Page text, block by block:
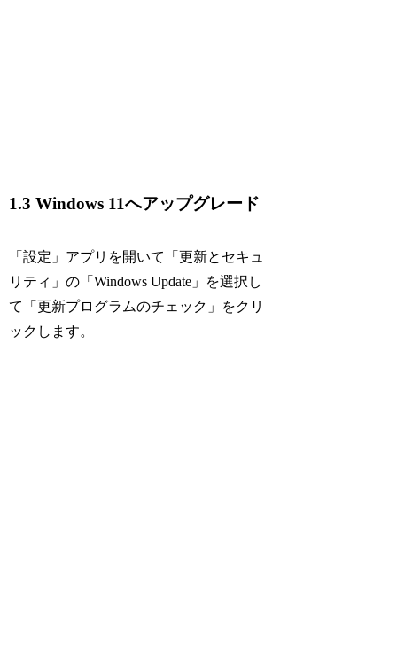
1.3 Windows 11へアップグレード
「設定」アプリを開いて「更新とセキュ
リティ」の「Windows Update」を選択し
て「更新プログラムのチェック」をクリ
ックします。